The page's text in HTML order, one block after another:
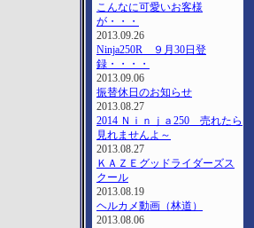
こんなに可愛いお客様
が・・・
2013.09.26
Ninja250R ９月30日登
録・・・・
2013.09.06
振替休日のお知らせ
2013.08.27
2014 Ｎｉｎｊａ250 売れたら
見れませんよ～
2013.08.27
ＫＡＺＥグッドライダーズス
クール
2013.08.19
ヘルカメ動画（林道）
2013.08.06